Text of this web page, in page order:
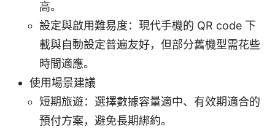
高。
設定與啟用難易度：現代手機的 QR code 下
載與自動設定普遍友好，但部分舊機型需花些
時間適應。
使用場景建議
短期旅遊：選擇數據容量適中、有效期適合的
預付方案，避免長期綁約。